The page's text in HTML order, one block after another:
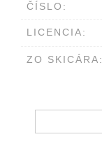
ČÍSLO:
LICENCIA:
ZO SKICÁRA: